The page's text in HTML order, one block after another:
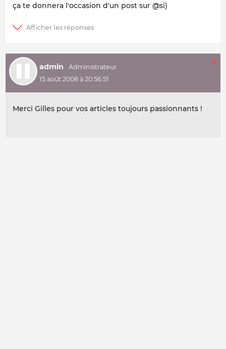
ça te donnera l'occasion d'un post sur @si)
admin
15 août 2008 à 20:56:51
0
Merci Gilles pour vos articles toujours passionnants !